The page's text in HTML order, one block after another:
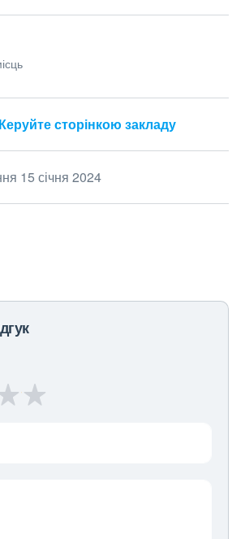
Керуйте сторінкою закладу
15 січня 2024